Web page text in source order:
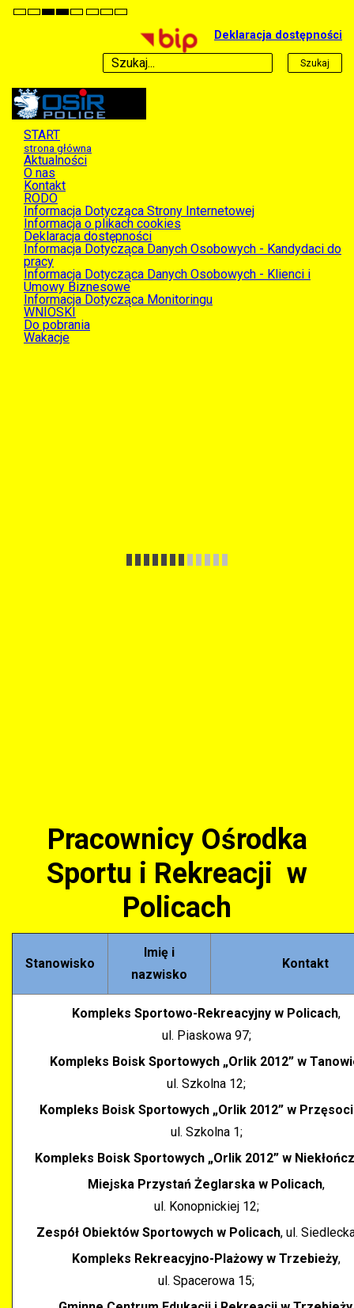
Default
Night
HighHighHighSetSetSet
Font
Deklaracja dostępności
Szukaj
START
strona główna
Aktualności
O nas
Kontakt
RODO
Informacja Dotycząca Strony Internetowej
Informacja o plikach cookies
Deklaracja dostępności
Informacja Dotycząca Danych Osobowych - Kandydaci do
pracy
Informacja Dotycząca Danych Osobowych - Klienci i
Umowy Biznesowe
Informacja Dotycząca Monitoringu
WNIOSKI
Do pobrania
Wakacje
Pracownicy Ośrodka
Sportu i Rekreacji w
Policach
Stanowisko
Imię i
nazwisko
Kontakt
Kompleks Sportowo-Rekreacyjny w Policach,
ul. Piaskowa 97;
Kompleks Boisk Sportowych „Orlik 2012” w
ul. Szkolna 12;
Kompleks Boisk Sportowych „Orlik 2012” w
ul. Szkolna 1;
Kompleks Boisk Sportowych „Orlik 2012” w
Miejska Przystań Żeglarska w Policach,
ul. Konopnickiej 12;
Zespół Obiektów Sportowych w Policach, ul.
Kompleks Rekreacyjno-Plażowy w Trzebieży,
ul. Spacerowa 15;